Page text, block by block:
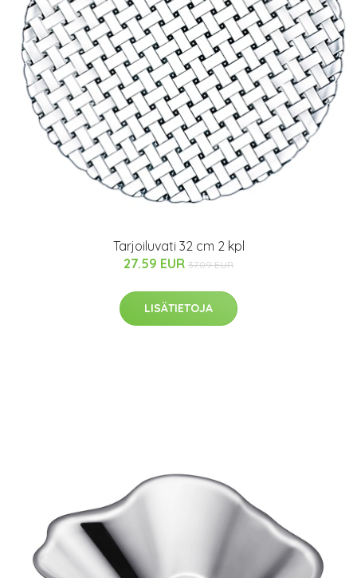
Tarjoiluvati 32 cm 2 kpl
27.59 EUR 37.09 EUR
LISÄTIETOJA